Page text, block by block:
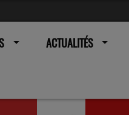
ACTUALITÉS